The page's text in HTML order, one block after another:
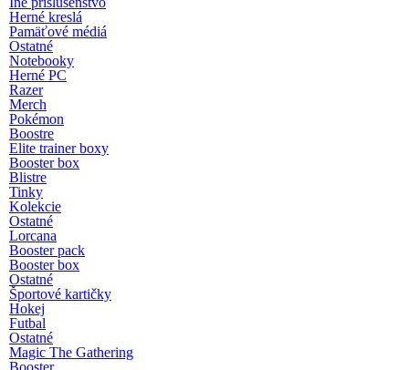
Herné kreslá
Pamäťové médiá
Ostatné
Notebooky
Herné PC
Razer
Merch
Pokémon
Boostre
Elite trainer boxy
Booster box
Blistre
Tinky
Kolekcie
Ostatné
Lorcana
Booster pack
Booster box
Ostatné
Športové kartičky
Hokej
Futbal
Ostatné
Magic The Gathering
Booster